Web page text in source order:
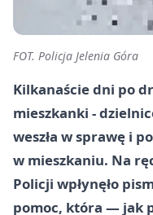
FOT. Policja Jelenia Góra
Kilkanaście dni po
mieszkanki -
weszła w sprawę i
w mieszkaniu. Na
Policji wpłynęło
pomoc, która — jak